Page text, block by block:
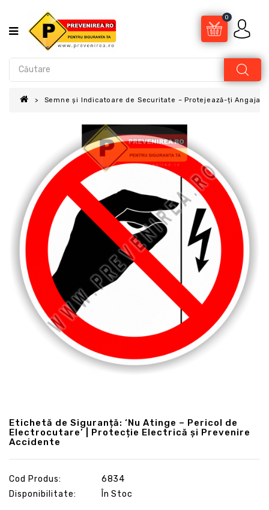
0
Semne și Indicatoare de Securitate – Protejează-ți
Etichetă de Siguranță: ‘Nu Atinge – Pericol de
Electrocutare’ | Protecție Electrică și Prevenire
Accidente
Cod Produs:
6834
Disponibilitate:
În Stoc